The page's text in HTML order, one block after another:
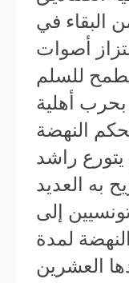
البقاء في
أصوات
للسلم
بحرب أهلية
النهضة
راشد
به العديد
إلى
لمدة
العشرين